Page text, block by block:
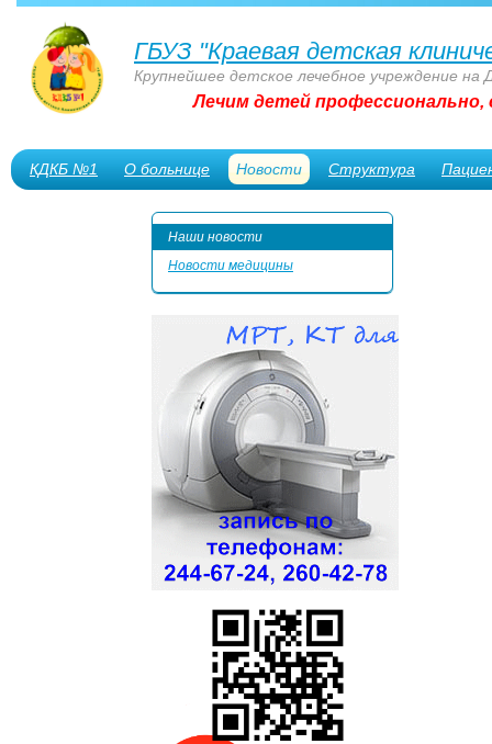
ГБУЗ "Краевая детская
Крупнейшее детское лечебное учреждение на
Лечим детей
КДКБ №1 О больнице Новости Структура
Наши новости
Новости медицины